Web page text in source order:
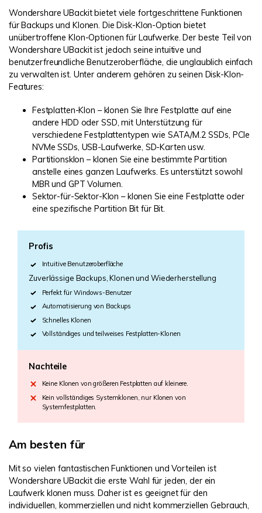
Wondershare UBackit bietet viele fortgeschrittene Funktionen
für Backups und Klonen. Die Disk-Klon-Option bietet
unübertroffene Klon-Optionen für Laufwerke. Der beste Teil von
Wondershare UBackit ist jedoch seine intuitive und
benutzerfreundliche Benutzeroberfläche, die unglaublich einfach
zu verwalten ist. Unter anderem gehören zu seinen Disk-Klon-
Features:
Festplatten-Klon – klonen Sie Ihre Festplatte auf eine
andere HDD oder SSD, mit Unterstützung für
verschiedene Festplattentypen wie SATA/M.2 SSDs, PCIe
NVMe SSDs, USB-Laufwerke, SD-Karten usw.
Partitionsklon – klonen Sie eine bestimmte Partition
anstelle eines ganzen Laufwerks. Es unterstützt sowohl
MBR und GPT Volumen.
Sektor-für-Sektor-Klon – klonen Sie eine Festplatte oder
eine spezifische Partition Bit für Bit.
Profis
Intuitive Benutzeroberfläche
Zuverlässige Backups, Klonen und Wiederherstellung
Perfekt für Windows-Benutzer
Automatisierung von Backups
Schnelles Klonen
Vollständiges und teilweises Festplatten-Klonen
Nachteile
Keine Klonen von größeren Festplatten auf kleinere.
Kein vollständiges Systemklonen, nur Klonen von
Systemfestplatten.
Am besten für
Mit so vielen fantastischen Funktionen und Vorteilen ist
Wondershare UBackit die erste Wahl für jeden, der ein
Laufwerk klonen muss. Daher ist es geeignet für den
individuellen, kommerziellen und nicht kommerziellen Gebrauch,